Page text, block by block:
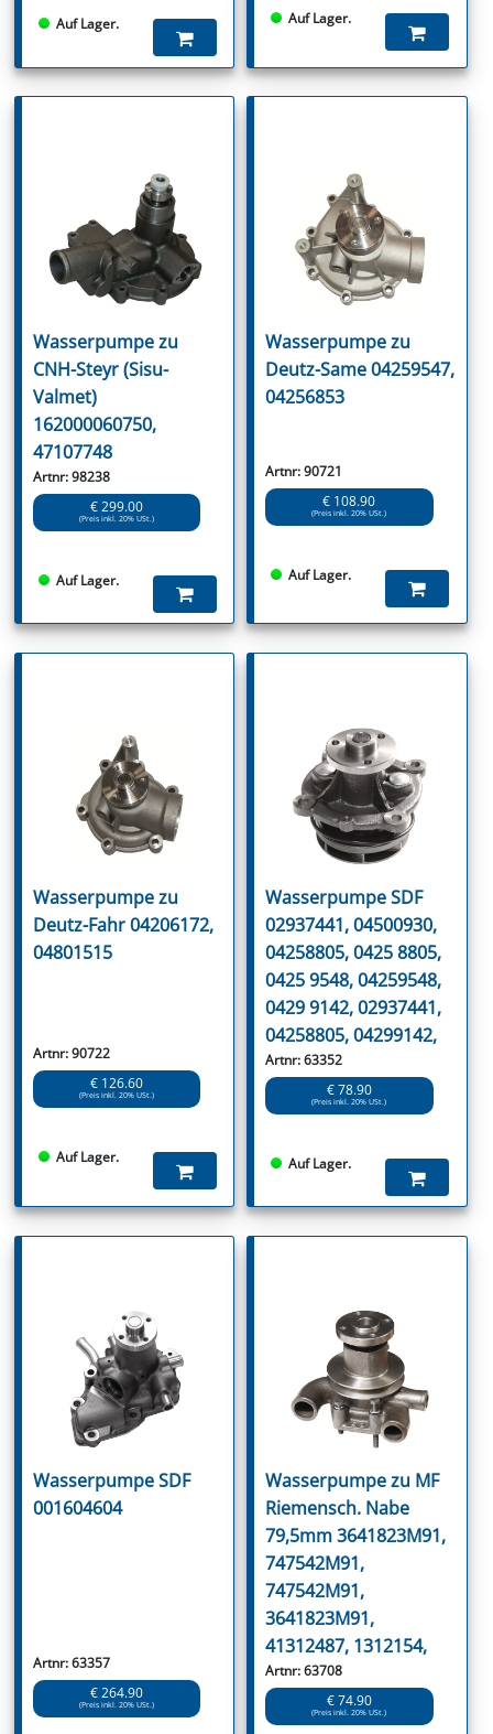
Auf Lager. Auf Lager.
Wasserpumpe zu
CNH-Steyr (Sisu-
Valmet)
162000060750,
47107748
Artnr: 98238
€ 299.00
(Preis inkl. 20% USt.)
Auf Lager.
Wasserpumpe zu
Deutz-Same 04259547,
04256853
Artnr: 90721
€ 108.90
(Preis inkl. 20% USt.)
Auf Lager.
Wasserpumpe zu
Deutz-Fahr 04206172,
04801515
Artnr: 90722
€ 126.60
(Preis inkl. 20% USt.)
Auf Lager.
Wasserpumpe SDF
02937441, 04500930,
04258805, 0425 8805,
0425 9548, 04259548,
0429 9142, 02937441,
04258805, 04299142,
Artnr: 63352
€ 78.90
(Preis inkl. 20% USt.)
Auf Lager.
Wasserpumpe SDF
001604604
Artnr: 63357
€ 264.90
(Preis inkl. 20% USt.)
Wasserpumpe zu MF
Riemensch. Nabe
79,5mm 3641823M91,
747542M91,
747542M91,
3641823M91,
41312487, 1312154,
Artnr: 63708
€ 74.90
(Preis inkl. 20% USt.)